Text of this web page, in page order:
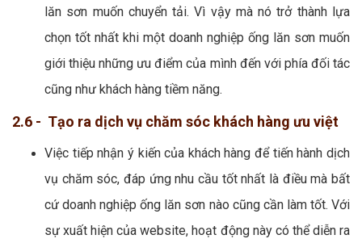
lăn sơn muốn chuyển tải. Vì vậy mà nó trở thành lựa
chọn tốt nhất khi một doanh nghiệp ống lăn sơn muốn
giới thiệu những ưu điểm của mình đến với phía đối tác
cũng như khách hàng tiềm năng.
2.6 - Tạo ra dịch vụ chăm sóc khách hàng ưu việt
Việc tiếp nhận ý kiến của khách hàng để tiến hành dịch
vụ chăm sóc, đáp ứng nhu cầu tốt nhất là điều mà bất
cứ doanh nghiệp ống lăn sơn nào cũng cần làm tốt. Với
sự xuất hiện của website, hoạt động này có thể diễn ra